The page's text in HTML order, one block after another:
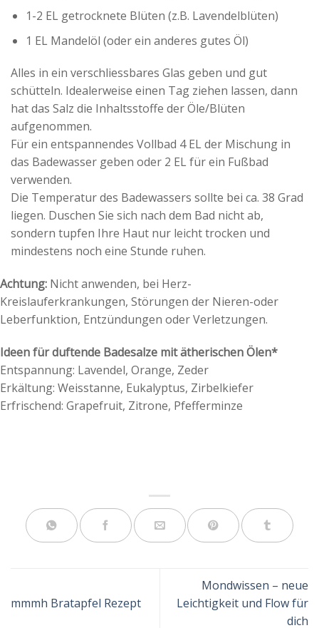
1-2 EL getrocknete Blüten (z.B. Lavendelblüten)
1 EL Mandelöl (oder ein anderes gutes Öl)
Alles in ein verschliessbares Glas geben und gut
schütteln. Idealerweise einen Tag ziehen lassen, dann
hat das Salz die Inhaltsstoffe der Öle/Blüten
aufgenommen.
Für ein entspannendes Vollbad 4 EL der Mischung in
das Badewasser geben oder 2 EL für ein Fußbad
verwenden.
Die Temperatur des Badewassers sollte bei ca. 38 Grad
liegen. Duschen Sie sich nach dem Bad nicht ab,
sondern tupfen Ihre Haut nur leicht trocken und
mindestens noch eine Stunde ruhen.
Achtung: Nicht anwenden, bei Herz-
Kreislauferkrankungen, Störungen der Nieren-oder
Leberfunktion, Entzündungen oder Verletzungen.
Ideen für duftende Badesalze mit ätherischen Ölen*
Entspannung: Lavendel, Orange, Zeder
Erkältung: Weisstanne, Eukalyptus, Zirbelkiefer
Erfrischend: Grapefruit, Zitrone, Pfefferminze
mmmh Bratapfel Rezept
Mondwissen – neue
Leichtigkeit und Flow für
dich